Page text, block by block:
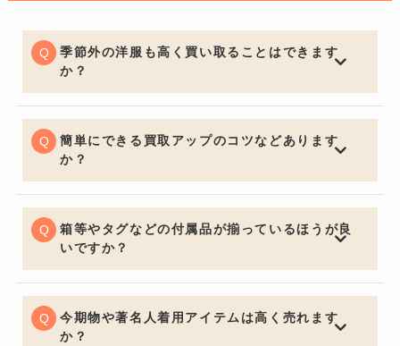
季節外の洋服も高く買い取ることはできます
か？
となる場合がございますが、BETTER CALL BROSKIで
は季節問わず精一杯の価格でお買取りさせていただきま
す。
簡単にできる買取アップのコツなどあります
か？
いくら流行の品やブランド品であっても、汚れていると
査定額は下がってしまいます。見た目はとても大切なポ
イントです。
箱等やタグなどの付属品が揃っているほうが良
いですか？
ッグの場合は保管用の布袋など付属品があると信頼性も
上がり査定額アップの重要ポイントになります。
今期物や著名人着用アイテムは高く売れます
か？